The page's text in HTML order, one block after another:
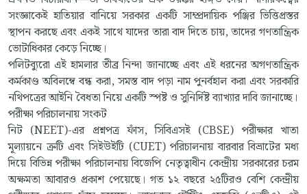
সংজ্ঞাকেই হাতিয়ার বানিয়ে সরকার একটি সাম্প্রদায়িক পঞ্জির ভিত্তিপ্রস্তর
স্থাপন করছে এবং একই সাথে যাদের তারা বাদ দিতে চায়, তাদের গণতান্ত্রিক
ভোটাধিকার কেড়ে নিচ্ছে।
পলিটব্যুরো এই হামলার তীব্র নিন্দা জানাচ্ছে এবং এই ধরনের অগণতান্ত্রিক
কর্মকাণ্ড অবিলম্বে বন্ধ করা, সমস্ত বাদ পড়া নাম পুনর্বহাল করা এবং সরকারি
নথিপত্রের আইনি বৈধতা নিয়ে একটি স্পষ্ট ও সুনির্দিষ্ট ব্যাখ্যার দাবি জানাচ্ছে।
পরীক্ষা পরিচালনায় সংকট
নিট (NEET)-এর প্রশ্নপত্র ফাঁস, সিবিএসই (CBSE) পরীক্ষার খাতা
মূল্যায়নে ত্রুটি এবং সিইউইটি (CUET) পরিচালনায় বারবার বিভ্রাটের মধ্য
দিয়ে বিভিন্ন পরীক্ষা পরিচালনায় বিজেপি নেতৃত্বাধীন কেন্দ্রীয় সরকারের চরম
অক্ষমতা আবারও প্রকাশ পেয়েছে। গত ১২ বছরে ২৫টিরও বেশি কেন্দ্রীয়